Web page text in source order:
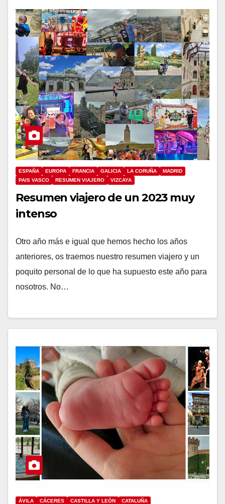
ESPAÑA EUROPA FRANCIA GALICIA LA CORUÑA
MADRID
PAIS VASCO
RESUMEN VIAJERO VIZCAYA
Resumen viajero de un 2023 muy
intenso
Otro año más e igual que hemos hecho los años
anteriores, os traemos nuestro resumen viajero y un
poquito personal de lo que ha supuesto este año para
nosotros. No…
ÁVILA CÁCERES CASTILLA Y LEÓN
CATALUÑA